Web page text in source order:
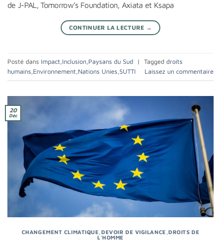
de J-PAL, Tomorrow’s Foundation, Axiata et Ksapa
CONTINUER LA LECTURE →
Posté dans Impact Inclusion Paysans du Sud | Tagged droits
humains Environnement Nations Unies SUTTI Laissez un commentaire
20
Déc
CHANGEMENT CLIMATIQUE ,DEVOIR DE VIGILANCE ,DROITS DE
L'HOMME